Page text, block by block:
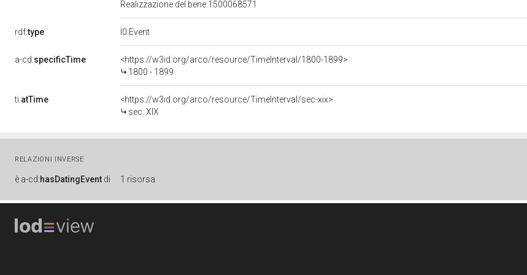
Realizzazione del bene 1500068571
rdf:type l0:Event
a-cd:specificTime
<https://w3id.org/arco/resource/TimeInterval/1800-1899>
1800 - 1899
ti:atTime
<https://w3id.org/arco/resource/TimeInterval/sec-xix>
sec. XIX
RELAZIONI INVERSE
è a-cd:hasDatingEvent di 1 risorsa